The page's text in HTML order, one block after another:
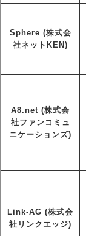
Sphere (株式会
社ネットKEN)
A8.net (株式会
社ファンコミュ
ニケーションズ)
Link-AG (株式会
社リンクエッジ)